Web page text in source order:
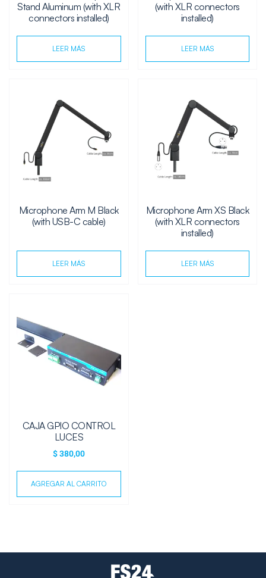
Stand Aluminum (with XLR
connectors installed)
LEER MÁS
(with XLR connectors
installed)
LEER MÁS
Microphone Arm M Black
(with USB-C cable)
LEER MÁS
Microphone Arm XS Black
(with XLR connectors
installed)
LEER MÁS
CAJA GPIO CONTROL
LUCES
$380,00
AGREGAR AL CARRITO